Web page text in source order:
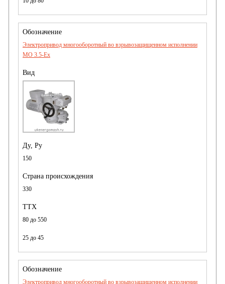
Электропривод многооборотный во взрывозащищенном исполнении
MO 3.5-Ex
150
330
80 до 550
25 до 45
Электропривод многооборотный во взрывозащищенном исполнении